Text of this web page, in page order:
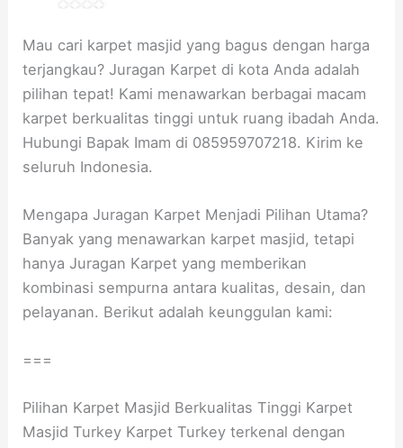
Mau cari karpet masjid yang bagus dengan harga
terjangkau? Juragan Karpet di kota Anda adalah
pilihan tepat! Kami menawarkan berbagai macam
karpet berkualitas tinggi untuk ruang ibadah Anda.
Hubungi Bapak Imam di 085959707218. Kirim ke
seluruh Indonesia.
Mengapa Juragan Karpet Menjadi Pilihan Utama?
Banyak yang menawarkan karpet masjid, tetapi
hanya Juragan Karpet yang memberikan
kombinasi sempurna antara kualitas, desain, dan
pelayanan. Berikut adalah keunggulan kami:
===
Pilihan Karpet Masjid Berkualitas Tinggi Karpet
Masjid Turkey Karpet Turkey terkenal dengan